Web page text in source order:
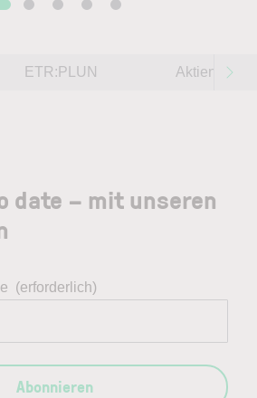
ETR:PLUN Aktien im
date – mit unseren
(erforderlich)
Abonnieren